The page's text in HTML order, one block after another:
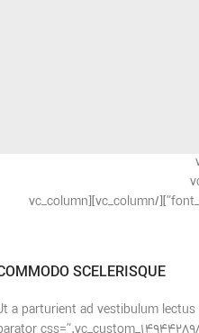
[/
font_container=”tag:h4|font_size:24|text_align:left|line_height:1″ use_theme_fonts=”yes” css=”.vc_custom_1494491689867{margin-bottom: 0px !important;}”][/vc_column][vc_column
SCELERISQUE.
a parturient ad vestibulum